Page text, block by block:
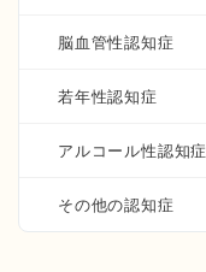
脳血管性認知症
若年性認知症
アルコール性認知症
その他の認知症